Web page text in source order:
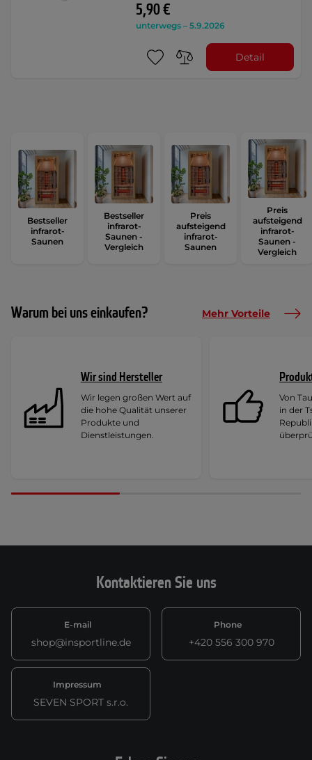
5,90 €
unterwegs – 5.9.2026
Detail
Bestseller
infrarot-
Saunen
Bestseller
infrarot-
Saunen -
Vergleich
Preis
aufsteigend
infrarot-
Saunen
Preis
aufsteigend
infrarot-
Saunen -
Vergleich
Warum bei uns einkaufen? Mehr Vorteile
Wir sind Hersteller
Wir legen großen Wert auf
die hohe Qualität unserer
Produkte und
Dienstleistungen.
Von
in der
Kontaktieren Sie uns
E-mail
shop@insportline.de
Phone
+420 556 300 970
Impressum
SEVEN SPORT s.r.o.